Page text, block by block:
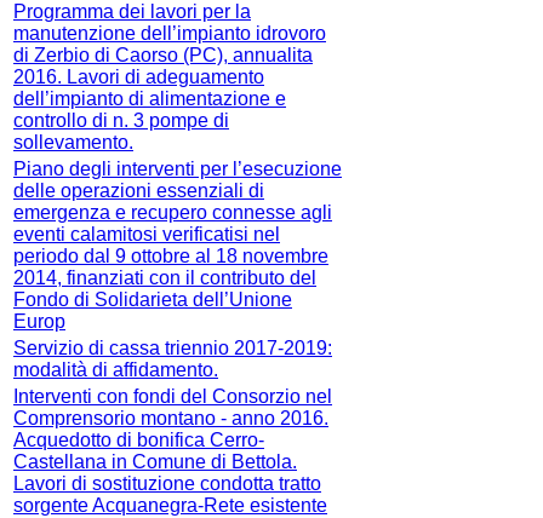
Programma dei lavori per la
manutenzione dell’impianto idrovoro
di Zerbio di Caorso (PC), annualita
2016. Lavori di adeguamento
dell’impianto di alimentazione e
controllo di n. 3 pompe di
sollevamento.
Piano degli interventi per l’esecuzione
delle operazioni essenziali di
emergenza e recupero connesse agli
eventi calamitosi verificatisi nel
periodo dal 9 ottobre al 18 novembre
2014, finanziati con il contributo del
Fondo di Solidarieta dell’Unione
Europ
Servizio di cassa triennio 2017-2019:
modalità di affidamento.
Interventi con fondi del Consorzio nel
Comprensorio montano - anno 2016.
Acquedotto di bonifica Cerro-
Castellana in Comune di Bettola.
Lavori di sostituzione condotta tratto
sorgente Acquanegra-Rete esistente